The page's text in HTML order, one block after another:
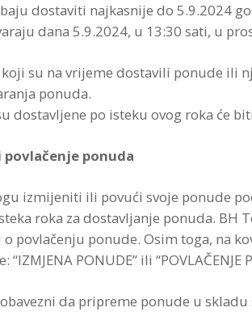
dostaviti najkasnije do 5.9.2024
dana 5.9.2024, u 13:30 sati, u
su na vrijeme dostavili ponude ili
ponuda.
dostavljene po isteku ovog roka će
povlačenje ponuda
izmijeniti ili povući svoje ponude
roka za dostavljanje ponuda. BH
povlačenju ponude. Osim toga, na
PONUDE” ili “POVLAČENJE
da pripreme ponude u